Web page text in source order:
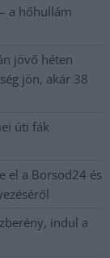
a hőhullám
jövő héten
jön, akár 38
úti fák
el a Borsod24 és
indul a